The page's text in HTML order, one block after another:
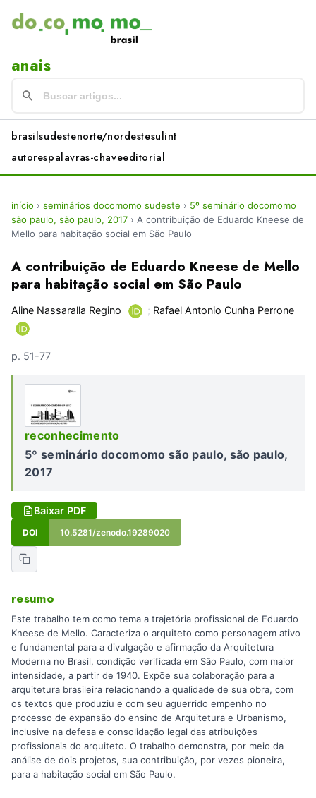
anais
brasilsudestenorte/nordestesulint
autorespalavras-chaveeditorial
início › seminários docomomo sudeste › 5º seminário docomomo
são paulo, são paulo, 2017 › A contribuição de Eduardo Kneese de
Mello para habitação social em São Paulo
A contribuição de Eduardo Kneese de Mello
para habitação social em São Paulo
Aline Nassaralla Regino ; Rafael Antonio Cunha Perrone
p. 51-77
reconhecimento
5º seminário docomomo são paulo, são paulo,
2017
Baixar PDF
DOI 10.5281/zenodo.19289020
resumo
Este trabalho tem como tema a trajetória profissional de Eduardo
Kneese de Mello. Caracteriza o arquiteto como personagem ativo
e fundamental para a divulgação e afirmação da Arquitetura
Moderna no Brasil, condição verificada em São Paulo, com maior
intensidade, a partir de 1940. Expõe sua colaboração para a
arquitetura brasileira relacionando a qualidade de sua obra, com
os textos que produziu e com seu aguerrido empenho no
processo de expansão do ensino de Arquitetura e Urbanismo,
inclusive na defesa e consolidação legal das atribuições
profissionais do arquiteto. O trabalho demonstra, por meio da
análise de dois projetos, sua contribuição, por vezes pioneira,
para a habitação social em São Paulo.